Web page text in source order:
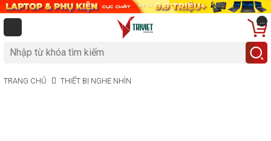
...
TRANG CHỦ THIẾT BỊ NGHE NHÌN